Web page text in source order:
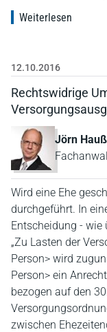
Weiterlesen
12.10.2016
Rechtswidrige
Jörn Hauß
Wird eine Ehe
durchgeführt. In
Entscheidung - wie
„Zu Lasten der
Person> wird
Person> ein
bezogen auf den
zwischen